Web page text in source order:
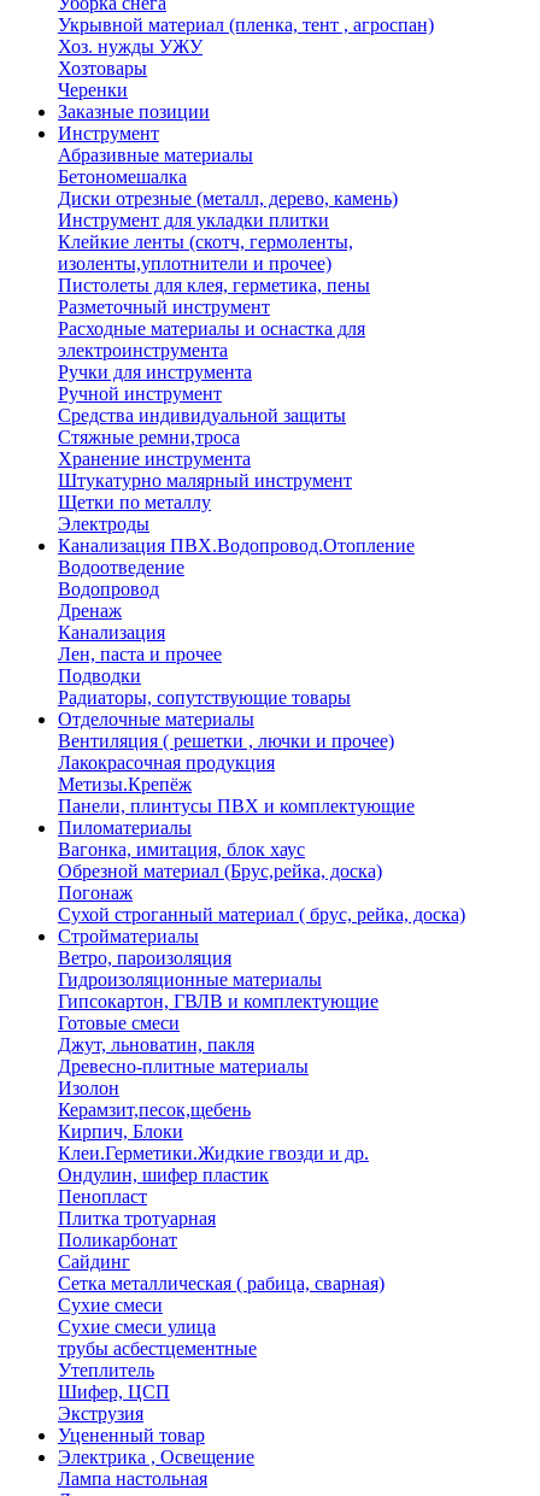
Укрывной материал (пленка, тент , агроспан)
Хоз. нужды УЖУ
Хозтовары
Черенки
Заказные позиции
Инструмент
Абразивные материалы
Бетономешалка
Диски отрезные (металл, дерево, камень)
Инструмент для укладки плитки
Клейкие ленты (скотч, гермоленты,
изоленты,уплотнители и прочее)
Пистолеты для клея, герметика, пены
Разметочный инструмент
Расходные материалы и оснастка для
электроинструмента
Ручки для инструмента
Ручной инструмент
Средства индивидуальной защиты
Стяжные ремни,троса
Хранение инструмента
Штукатурно малярный инструмент
Щетки по металлу
Электроды
Канализация ПВХ.Водопровод.Отопление
Водоотведение
Водопровод
Дренаж
Канализация
Лен, паста и прочее
Подводки
Радиаторы, сопутствующие товары
Отделочные материалы
Вентиляция ( решетки , лючки и прочее)
Лакокрасочная продукция
Метизы.Крепёж
Панели, плинтусы ПВХ и комплектующие
Пиломатериалы
Вагонка, имитация, блок хаус
Обрезной материал (Брус,рейка, доска)
Погонаж
Сухой строганный материал ( брус, рейка, доска)
Стройматериалы
Ветро, пароизоляция
Гидроизоляционные материалы
Гипсокартон, ГВЛВ и комплектующие
Готовые смеси
Джут, льноватин, пакля
Древесно-плитные материалы
Изолон
Керамзит,песок,щебень
Кирпич, Блоки
Клеи.Герметики.Жидкие гвозди и др.
Ондулин, шифер пластик
Пенопласт
Плитка тротуарная
Поликарбонат
Сайдинг
Сетка металлическая ( рабица, сварная)
Сухие смеси
Сухие смеси улица
трубы асбестцементные
Утеплитель
Шифер, ЦСП
Экструзия
Уцененный товар
Электрика , Освещение
Лампа настольная